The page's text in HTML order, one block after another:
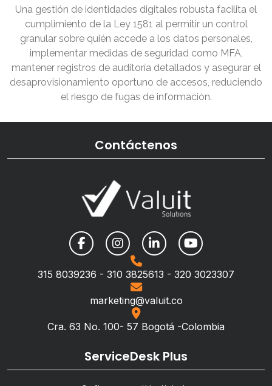
Una gestión de identidades digitales robusta facilita el
cumplimiento de la Ley 1581 al permitir un control
granular sobre quién accede a los datos personales,
implementar medidas de seguridad como MFA,
mantener registros de auditoría detallados y asegurar el
desaprovisionamiento oportuno de accesos, reduciendo
el riesgo de fugas de información.
Contáctenos
315 8039236 - 310 3825613 - 320 3023307
marketing@valuit.co
Cra. 63 No. 100- 57 Bogotá -Colombia
ServiceDesk Plus